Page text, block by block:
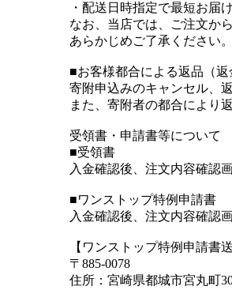
・配送日時指定で最短お届
なお、当店では、ご注文か
あらかじめご了承ください。
■お客様都合による返品（返
寄附申込みのキャンセル、
また、寄附者の都合により
受領書・申請書等について
■受領書
入金確認後、注文内容確認
■ワンストップ特例申請書
入金確認後、注文内容確認
【ワンストップ特例申請書
〒885-0078
住所：宮崎県都城市宮丸町